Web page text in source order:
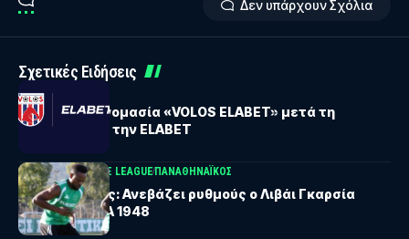
Δεν υπάρχουν Σχόλια
Σχετικές Ειδήσεις
Βόλος: Νέα ονομασία «VOLOS ELABET» μετά τη
συμφωνία με την ELABET
UEFA CONFERENCE LEAGUEΠΑΝΑΘΗΝΑΪΚΟΣ
Παναθηναϊκός: Ανεβάζει ρυθμούς ο Λιβάι Γκαρσία
ενόψει ΤΣΣΚΑ 1948